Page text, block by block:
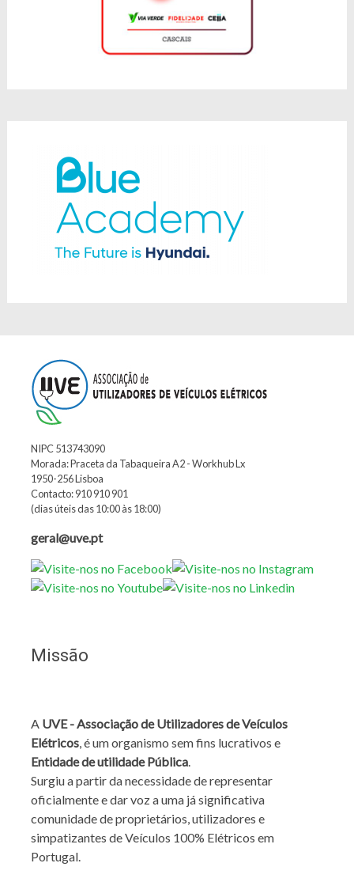
NIPC 513743090
Morada: Praceta da Tabaqueira A2 - Workhub Lx
1950-256 Lisboa
Contacto: 910 910 901
(dias úteis das 10:00 às 18:00)
geral@uve.pt
Missão
A UVE - Associação de Utilizadores de Veículos
Elétricos, é um organismo sem fins lucrativos e
Entidade de utilidade Pública.
Surgiu a partir da necessidade de representar
oficialmente e dar voz a uma já significativa
comunidade de proprietários, utilizadores e
simpatizantes de Veículos 100% Elétricos em
Portugal.